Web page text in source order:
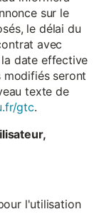
sur le
le délai du
avec
date effective
modifiés seront
texte de
gtc.
l'utilisation